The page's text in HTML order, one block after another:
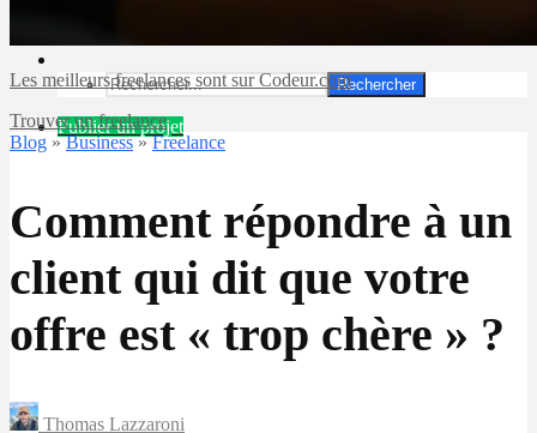
Rechercher
Publier un projet
Les meilleurs freelances sont sur Codeur.com
Trouver un freelance
Blog »Business»Freelance
Comment répondre à un
client qui dit que votre
offre est « trop chère » ?
Thomas Lazzaroni